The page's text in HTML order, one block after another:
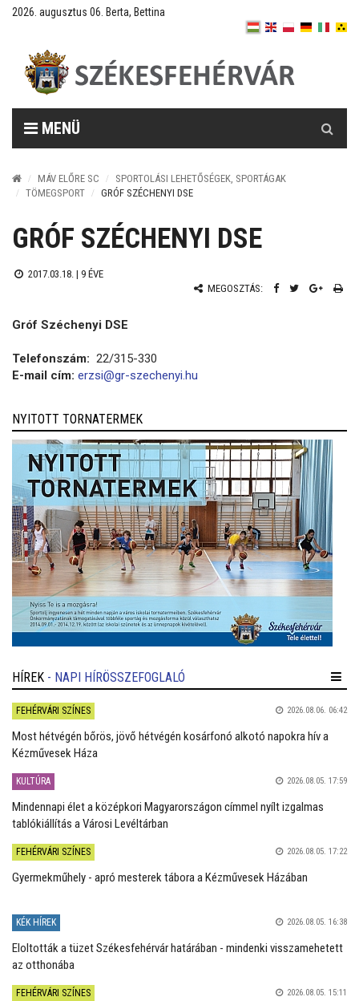
2026. augusztus 06. Berta, Bettina
MENÜ
MÁV ELŐRE SC
SPORTOLÁSI LEHETŐSÉGEK, SPORTÁGAK
TÖMEGSPORT
GRÓF SZÉCHENYI DSE
GRÓF SZÉCHENYI DSE
2017.03.18. | 9 ÉVE
MEGOSZTÁS:
Gróf Széchenyi DSE
Telefonszám: 22/315-330
E-mail cím: erzsi@gr-szechenyi.hu
NYITOTT TORNATERMEK
HÍREK - NAPI HÍRÖSSZEFOGLALÓ
FEHÉRVÁRI SZÍNES 2026.08.06. 06:42
Most hétvégén bőrös, jövő hétvégén kosárfonó alkotó napokra hív a
Kézművesek Háza
KULTÚRA 2026.08.05. 17:59
Mindennapi élet a középkori Magyarországon címmel nyílt izgalmas
tablókiállítás a Városi Levéltárban
FEHÉRVÁRI SZÍNES 2026.08.05. 17:22
Gyermekműhely - apró mesterek tábora a Kézművesek Házában
KÉK HÍREK 2026.08.05. 16:38
Eloltották a tüzet Székesfehérvár határában - mindenki visszamehetett
az otthonába
FEHÉRVÁRI SZÍNES 2026.08.05. 15:11